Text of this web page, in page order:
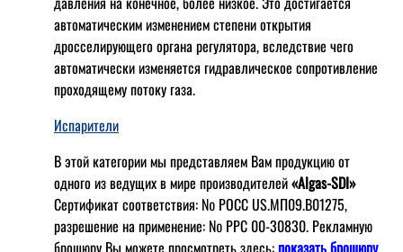
автоматическим изменением степени открытия
дросселирующего органа регулятора, вследствие чего
автоматически изменяется гидравлическое сопротивление
проходящему потоку газа.
Испарители
В этой категории мы представляем Вам продукцию от
одного из ведущих в мире производителей«Algas-SDI»
Сертификат соответствия: № РОСС US.МП09.В01275,
разрешение на применение: № РРС 00-30830. Рекламную
брошюру Вы можете просмотреть здесь:показать брошюру